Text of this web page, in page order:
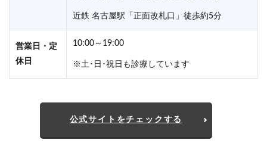
近鉄 名古屋駅「正面改札口」徒歩約5分
営業日・定
休日
10:00～19:00
※土･日･祝日も診療しています
公式サイトをチェックする